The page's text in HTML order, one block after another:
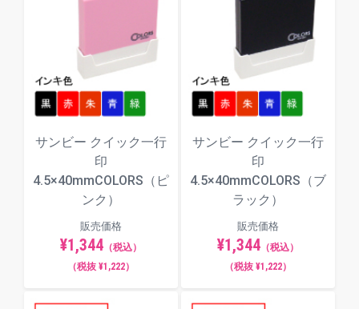
サンビー クイック一行
印
4.5×40mmCOLORS（ピ
ンク）
販売価格
¥1,344 （税込）
（税抜 ¥1,222）
サンビー クイック一行
印
4.5×40mmCOLORS（ブ
ラック）
販売価格
¥1,344 （税込）
（税抜 ¥1,222）